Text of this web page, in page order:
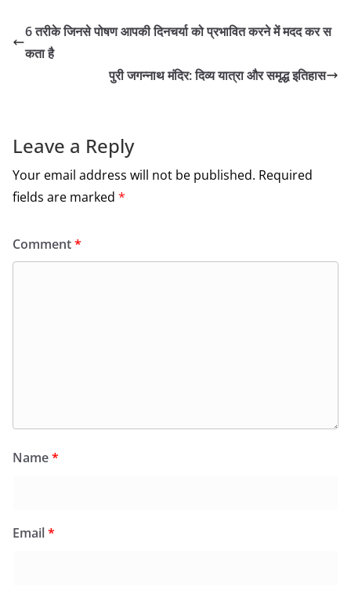
c
e
k
itt
er
ai
l
ar
e
6 तरीके जिनसे पोषण आपकी दिनचर्या को प्रभावित करने में मदद कर स
कता है
पुरी जगन्नाथ मंदिर: दिव्य यात्रा और समृद्ध इतिहास
Leave a Reply
Your email address will not be published. Required
fields are marked *
Comment*
Name*
Email*